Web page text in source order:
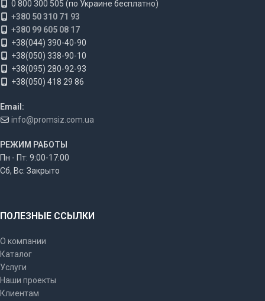
0 800 300 505 (по Украине бесплатно)
+380 50 310 71 93
+380 99 605 08 17
+38(044) 390-40-90
+38(050) 338-90-10
+38(095) 280-92-93
+38(050) 418 29 86
Email:
info@promsiz.com.ua
РЕЖИМ РАБОТЫ
Пн - Пт: 9:00-17:00
Сб, Вс: Закрыто
ПОЛЕЗНЫЕ ССЫЛКИ
О компании
Каталог
Услуги
Наши проекты
Клиентам